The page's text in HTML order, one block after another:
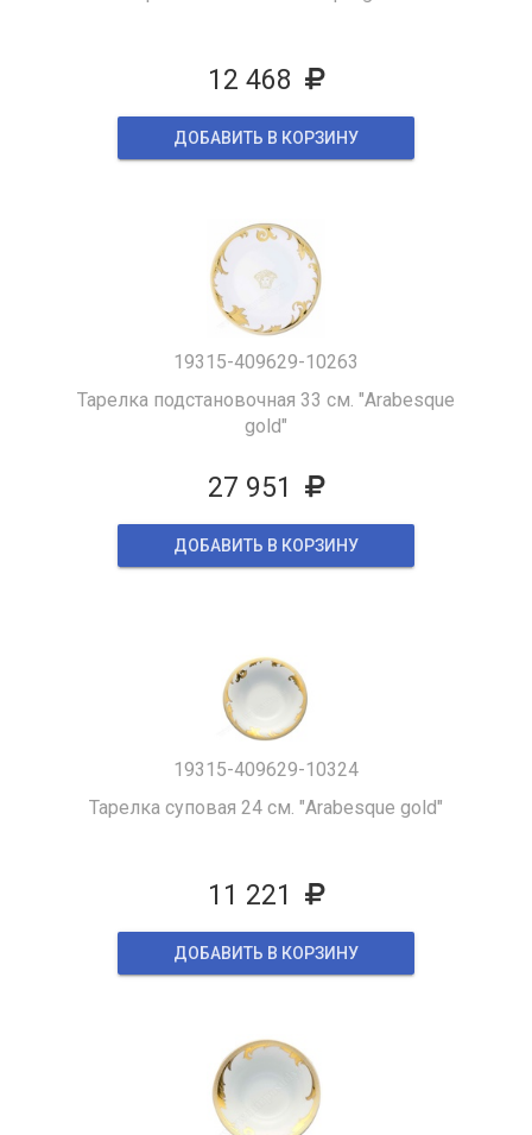
12 468
ДОБАВИТЬ В КОРЗИНУ
19315-409629-10263
Тарелка подстановочная 33 см. "Arabesque
gold"
27 951
ДОБАВИТЬ В КОРЗИНУ
19315-409629-10324
Тарелка суповая 24 см. "Arabesque gold"
11 221
ДОБАВИТЬ В КОРЗИНУ